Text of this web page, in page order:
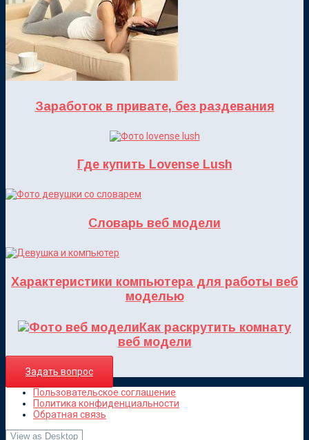
Заработок в привате, без раздевания
Где купить Lovense Lush
Словарь веб модели
Характеристики компьютера для работы веб
моделью
Как раскрутить комнату
веб модели
Задать вопрос
Пользовательское соглашение
Политика конфиденциальности
Обратная связь